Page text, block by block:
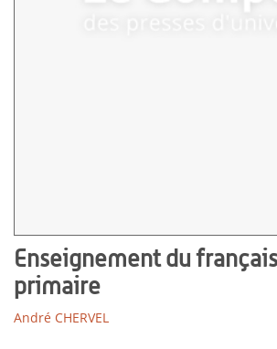
Enseignement du
primaire
André CHERVEL